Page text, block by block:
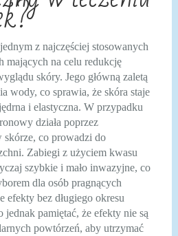
z najczęściej stosowanych
mających na celu redukcję
skóry. Jego główną zaletą
wody, co sprawia, że skóra staje
i elastyczna. W przypadku
działa poprzez
co prowadzi do
Zabiegi z użyciem kwasu
szybkie i mało inwazyjne, co
dla osób pragnących
efekty bez długiego okresu
jednak pamiętać, że efekty nie są
powtórzeń, aby utrzymać